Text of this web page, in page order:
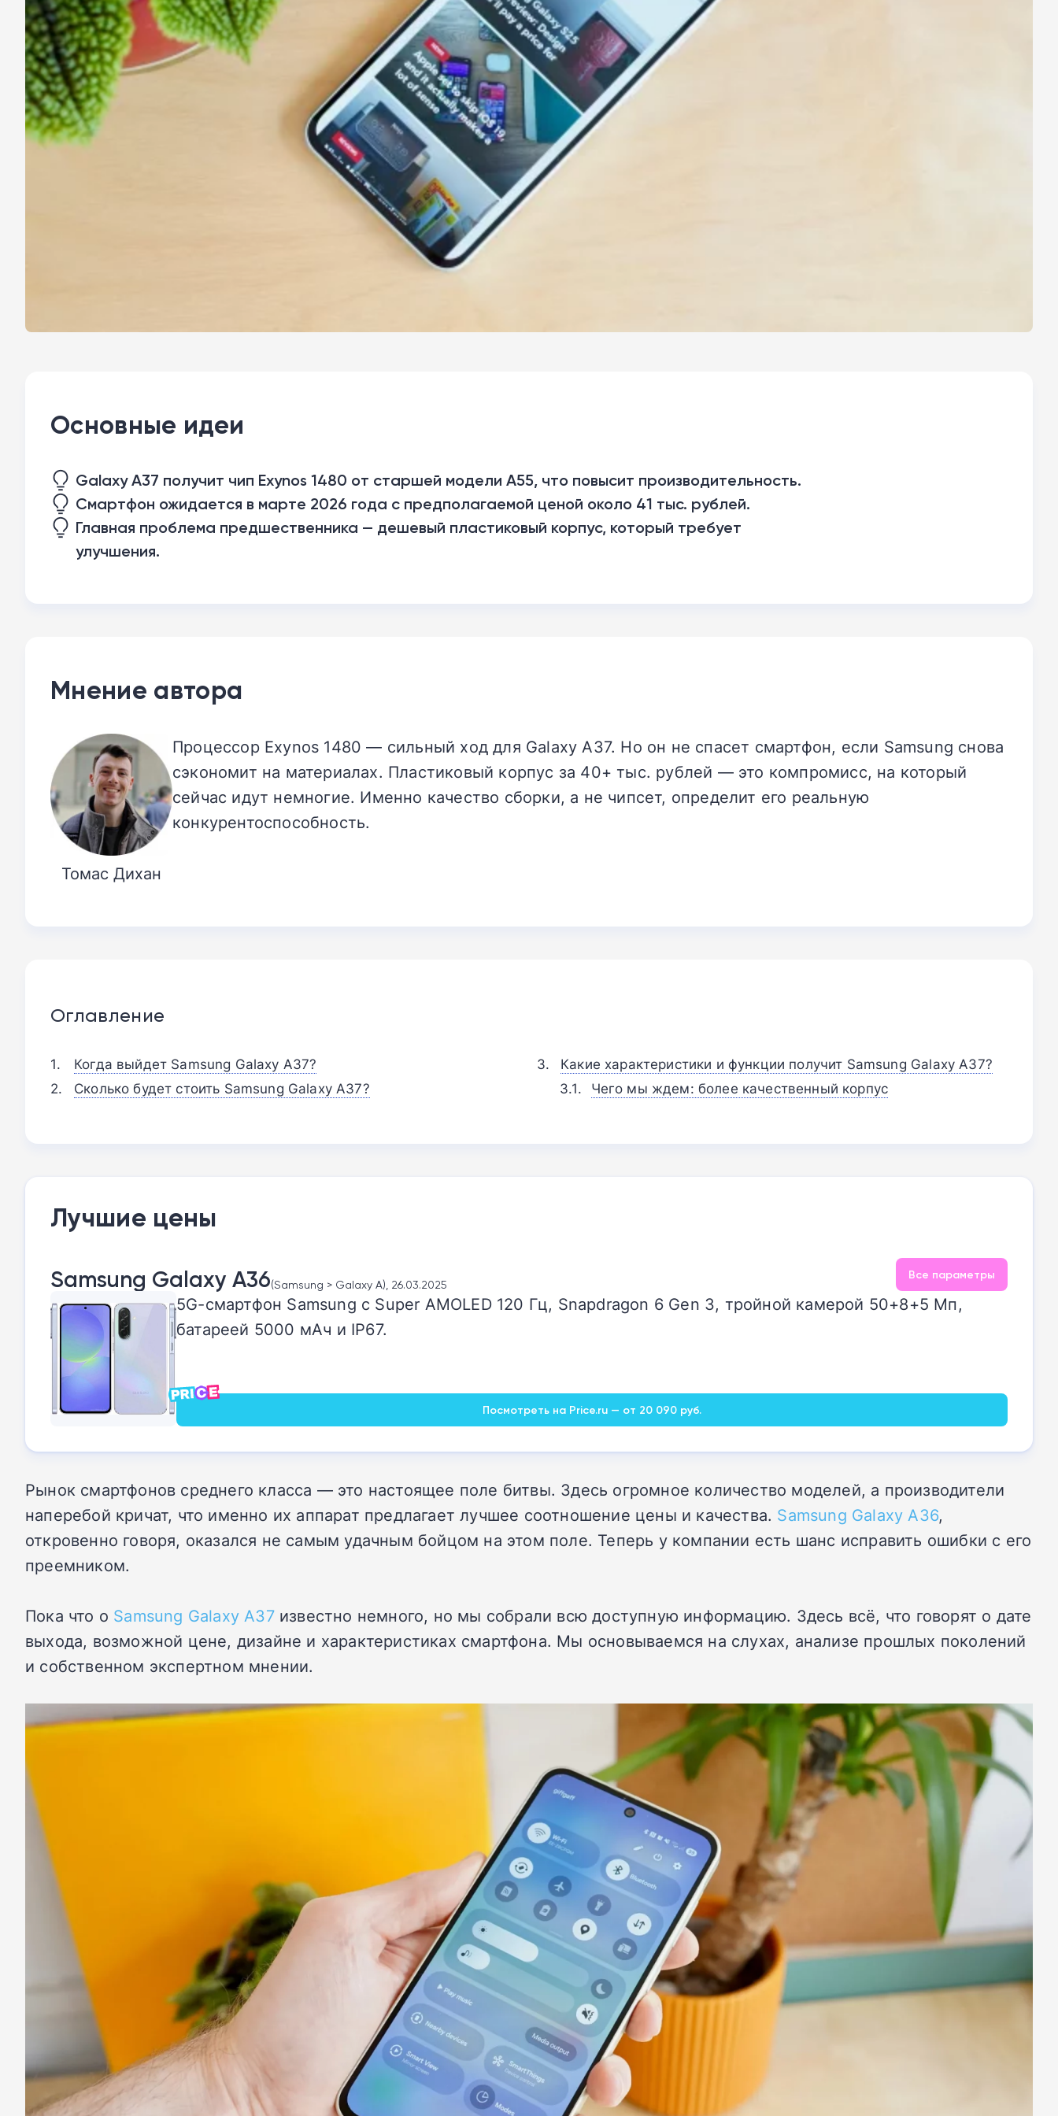
Основные идеи
Galaxy A37 получит чип Exynos 1480 от старшей модели A55, что повысит производительность.
Смартфон ожидается в марте 2026 года с предполагаемой ценой около 41 тыс. рублей.
Главная проблема предшественника — дешевый пластиковый корпус, который требует
улучшения.
Мнение автора
Томас Дихан
Процессор Exynos 1480 — сильный ход для Galaxy A37. Но он не спасет смартфон, если Samsung снова
сэкономит на материалах. Пластиковый корпус за 40+ тыс. рублей — это компромисс, на который
сейчас идут немногие. Именно качество сборки, а не чипсет, определит его реальную
конкурентоспособность.
Оглавление
Когда выйдет Samsung Galaxy A37?
Сколько будет стоить Samsung Galaxy A37?
Какие характеристики и функции получит Samsung Galaxy A37?
Чего мы ждем: более качественный корпус
Лучшие цены
Samsung Galaxy A36(Samsung > Galaxy A), 26.03.2025
Все параметры
5G-смартфон Samsung с Super AMOLED 120 Гц, Snapdragon 6 Gen 3, тройной камерой 50+8+5 Мп,
батареей 5000 мАч и IP67.
Посмотреть на Price.ru — от 20 090 руб.
Рынок смартфонов среднего класса — это настоящее поле битвы. Здесь огромное количество моделей, а производители
наперебой кричат, что именно их аппарат предлагает лучшее соотношение цены и качества. Samsung Galaxy A36,
откровенно говоря, оказался не самым удачным бойцом на этом поле. Теперь у компании есть шанс исправить ошибки с его
преемником.
Пока что о Samsung Galaxy A37известно немного, но мы собрали всю доступную информацию. Здесь всё, что говорят о дате
выхода, возможной цене, дизайне и характеристиках смартфона. Мы основываемся на слухах, анализе прошлых поколений
и собственном экспертном мнении.